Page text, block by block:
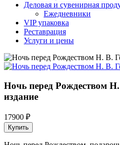
Деловая и сувенирная
Ежедневники
VIP упаковка
Реставрация
Услуги и цены
Ночь перед Рождеством
издание
17900 ₽
Купить